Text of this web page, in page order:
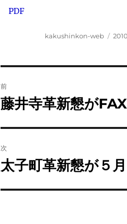
PDF
投
kakushinkon-web
投
稿
ゲ
前
前
投
稿:
藤井寺革新懇が
次
次
投
太子町革新懇が５